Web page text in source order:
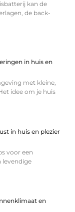
kan de
de back-
in huis en
met kleine,
idee om je huis
in huis en plezier
voor een
levendige
en